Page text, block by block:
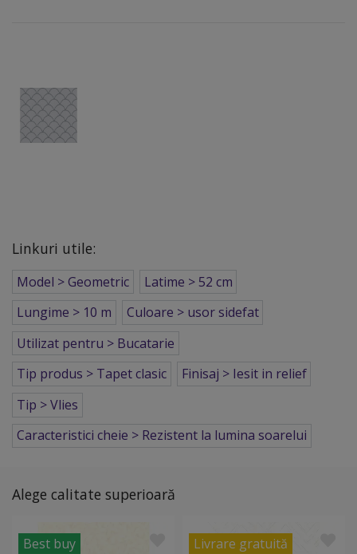
Linkuri utile:
Model > Geometric
Latime > 52 cm
Lungime > 10 m
Culoare > usor sidefat
Utilizat pentru > Bucatarie
Tip produs > Tapet clasic
Finisaj > Iesit in relief
Tip > Vlies
Caracteristici cheie > Rezistent la lumina soarelui
Alege calitate superioară
Best buy Livrare gratuită